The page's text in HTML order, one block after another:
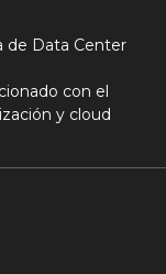
de Data Center
con el
y cloud